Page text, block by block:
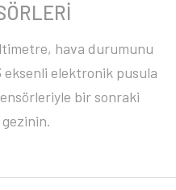
hava durumunu
elektronik pusula
bir sonraki